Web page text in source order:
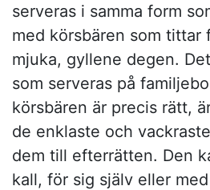
serveras i samma form
med körsbären som tittar
mjuka, gyllene degen.
som serveras på
körsbären är precis rätt,
de enklaste och
dem till efterrätten. Den
kall, för sig själv eller